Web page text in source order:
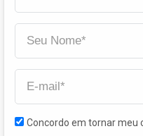
Concordo em tornar meu